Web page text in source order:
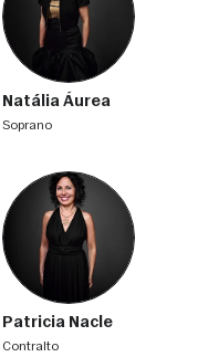
Natália Áurea
soprano
Patricia Nacle
contralto